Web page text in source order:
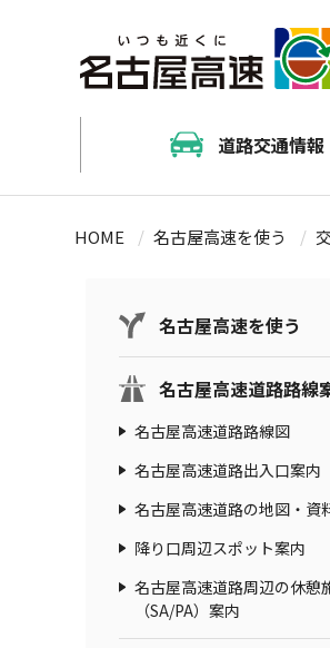
道路交通情報
防災情報（
料金情報
ETCについて
ETC対応料金
名古屋高速
お出かけ情報
HOME 名古屋高速を使う
名古屋高速を使う
名古屋高速道路路線
名古屋高速道路路線図
名古屋高速道路出入口案内
名古屋高速道路の地図・資
降り口周辺スポット案内
名古屋高速道路周辺の休憩
（SA/PA）案内